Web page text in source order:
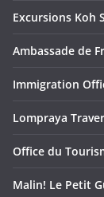
Excursions Koh
Ambassade de
Immigration
Lompraya
Office du
Malin! Le Petit